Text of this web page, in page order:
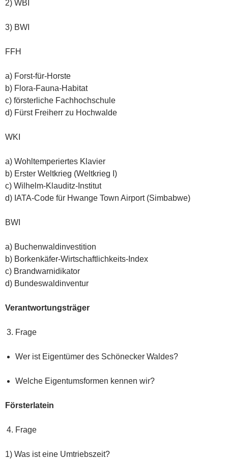
2) WBI
3) BWI
FFH
a) Forst-für-Horste
b) Flora-Fauna-Habitat
c) försterliche Fachhochschule
d) Fürst Freiherr zu Hochwalde
WKI
a) Wohltemperiertes Klavier
b) Erster Weltkrieg (Weltkrieg I)
c) Wilhelm-Klauditz-Institut
d) IATA-Code für Hwange Town Airport (Simbabwe)
BWI
a) Buchenwaldinvestition
b) Borkenkäfer-Wirtschaftlichkeits-Index
c) Brandwarnidikator
d) Bundeswaldinventur
Verantwortungsträger
Frage
Wer ist Eigentümer des Schönecker Waldes?
Welche Eigentumsformen kennen wir?
Försterlatein
Frage
1) Was ist eine Umtriebszeit?